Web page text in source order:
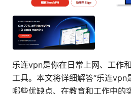
乐连vpn是你在日常上网、工作
工具。本文将详细解答“乐连vpn
哪些优缺点、在教育和工作中的